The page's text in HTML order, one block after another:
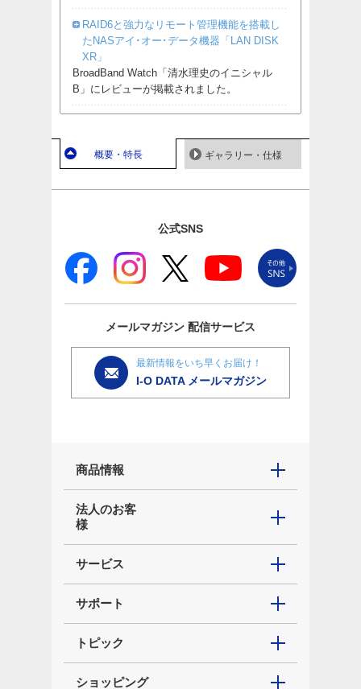
RAID6と強力なリモート管理機能を搭載し
たNASアイ･オー･データ機器「LAN DISK
XR」
BroadBand Watch「清水理史のイニシャル
B」にレビューが掲載されました。
概要・特長 ギャラリー・仕様
公式SNS
メールマガジン 配信サービス
最新情報をいち早くお届け！
I-O DATA メールマガジン
商品情報
法人のお客
様
サービス
サポート
トピック
ショッピング